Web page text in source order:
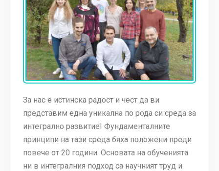
За нас е истинска радост и чест да ви
представим една уникална по рода си среда за
интегрално развитие! Фундаменталните
принципи на тази среда бяха положени преди
повече от 20 години. Основата на обученията
ни в интегралния подход са научният труд и